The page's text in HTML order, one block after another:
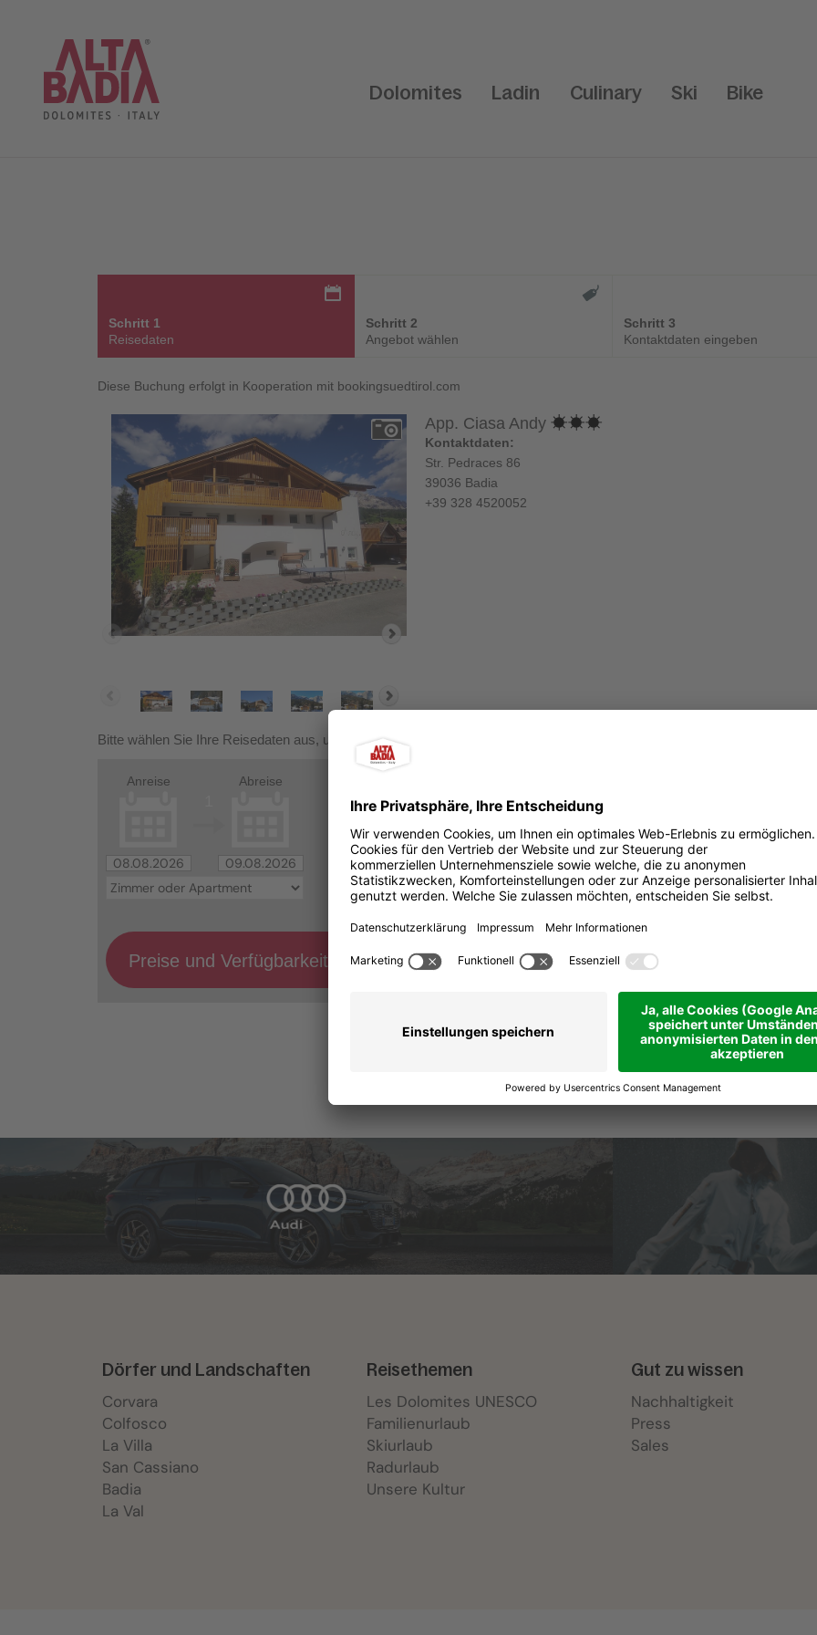
Dolomites Ladin Culinary Ski Bike
Schritt 1
Reisedaten
Schritt 2
Angebot wählen
Schritt 3
Kontaktdaten eingeben
Diese Buchung erfolgt in Kooperation mit bookingsuedtirol.com
App. Ciasa Andy
Kontaktdaten:
Str. Pedraces 86
39036 Badia
+39 328 4520052
Bitte wählen Sie Ihre Reisedaten aus, um Preise und Verfügbarkeit zu prüfen:
Anreise Abreise
Erwachsene
Preise und Verfügbarkeit prüfen...
Dörfer und Landschaften
Corvara
Colfosco
La Villa
San Cassiano
Badia
La Val
Reisethemen
Les Dolomites UNESCO
Familienurlaub
Skiurlaub
Radurlaub
Unsere Kultur
Gut zu wissen
Nachhaltigkeit
Press
Sales